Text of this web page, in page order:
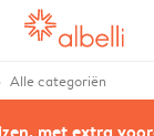
Alle categoriën